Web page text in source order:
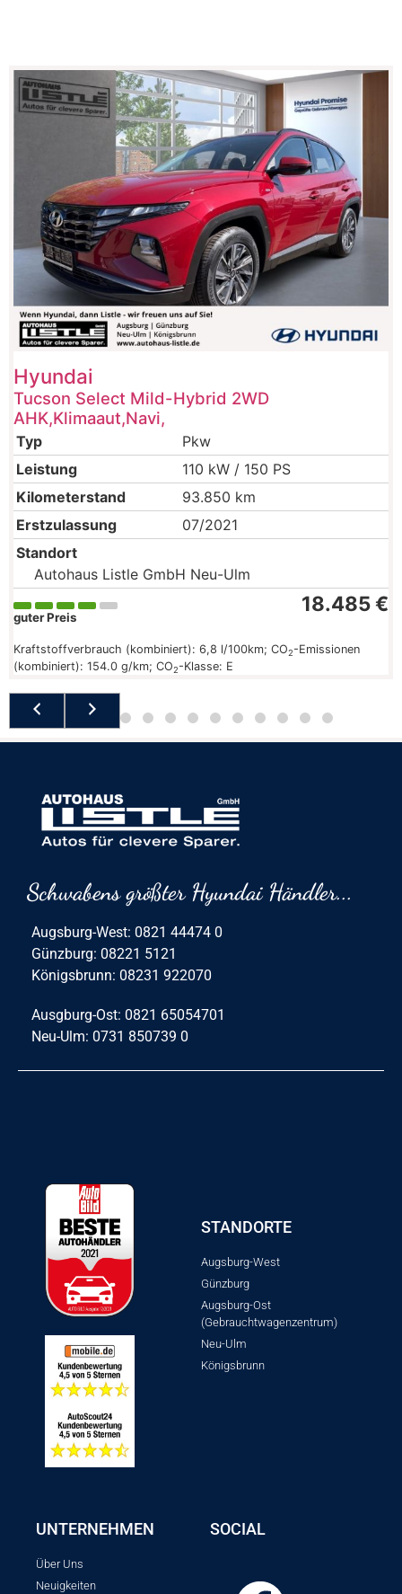
Hyundai
Tucson Select Mild-Hybrid 2WD
AHK,Klimaaut,Navi,
Typ
Pkw
Leistung
110 kW / 150 PS
Kilometerstand
93.850 km
Erstzulassung
07/2021
Standort
Autohaus Listle GmbH Neu-Ulm
18.485 €
guter Preis
Kraftstoffverbrauch (kombiniert): 6,8 l/100km; CO2-Emissionen
(kombiniert): 154.0 g/km; CO2-Klasse: E
Schwabens größter Hyundai Händler...
Augsburg-West: 0821 44474 0
Günzburg: 08221 5121
Königsbrunn: 08231 922070
Ausgburg-Ost: 0821 65054701
Neu-Ulm: 0731 850739 0
STANDORTE
Augsburg-West
Günzburg
Augsburg-Ost
(Gebrauchtwagenzentrum)
Neu-Ulm
Königsbrunn
UNTERNEHMEN
Über Uns
Neuigkeiten
SOCIAL